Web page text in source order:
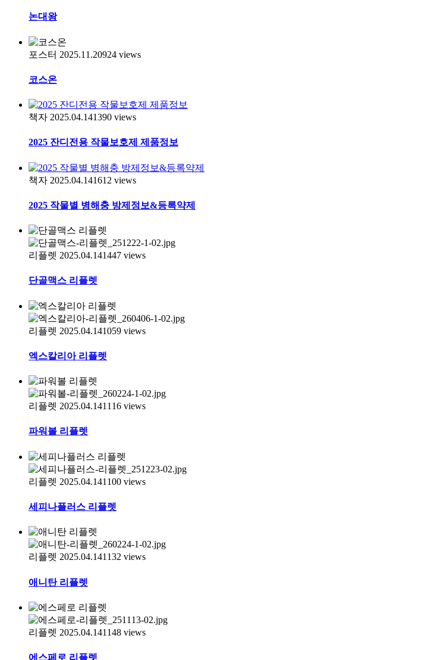
논대왕
포스터 2025.11.20924 views
코스온
책자 2025.04.141390 views
2025 잔디전용 작물보호제 제품정보
책자 2025.04.141612 views
2025 작물별 병해충 방제정보&등록약제
리플렛 2025.04.141447 views
단골맥스 리플렛
리플렛 2025.04.141059 views
엑스칼리아 리플렛
리플렛 2025.04.141116 views
파워볼 리플렛
리플렛 2025.04.141100 views
세피나플러스 리플렛
리플렛 2025.04.141132 views
애니탄 리플렛
리플렛 2025.04.141148 views
에스페로 리플렛